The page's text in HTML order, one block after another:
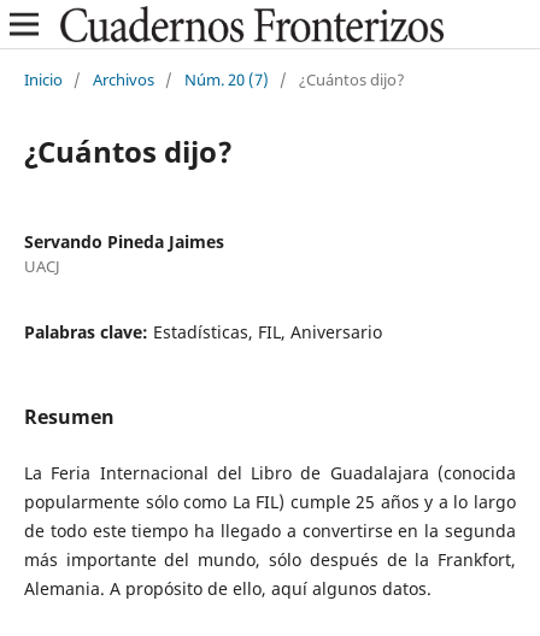
Inicio / Archivos / Núm. 20 (7) / ¿Cuántos dijo?
¿Cuántos dijo?
Servando Pineda Jaimes
UACJ
Palabras clave: Estadísticas, FIL, Aniversario
Resumen
La Feria Internacional del Libro de Guadalajara (conocida
popularmente sólo como La FIL) cumple 25 años y a lo largo
de todo este tiempo ha llegado a convertirse en la segunda
más importante del mundo, sólo después de la Frankfort,
Alemania. A propósito de ello, aquí algunos datos.